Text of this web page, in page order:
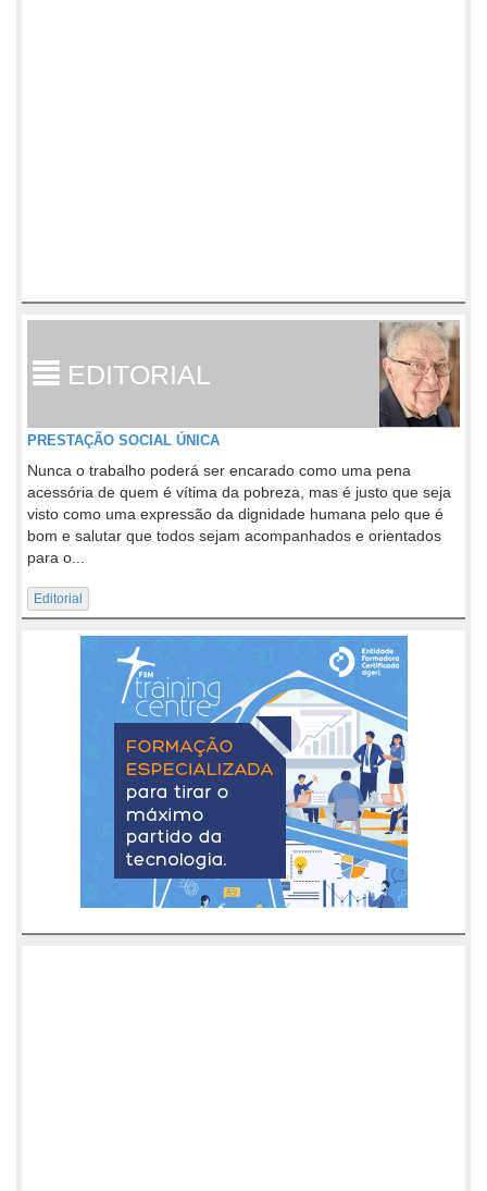
EDITORIAL
PRESTAÇÃO SOCIAL ÚNICA
Nunca o trabalho poderá ser encarado como uma pena
acessória de quem é vítima da pobreza, mas é justo que seja
visto como uma expressão da dignidade humana pelo que é
bom e salutar que todos sejam acompanhados e orientados
para o...
Editorial